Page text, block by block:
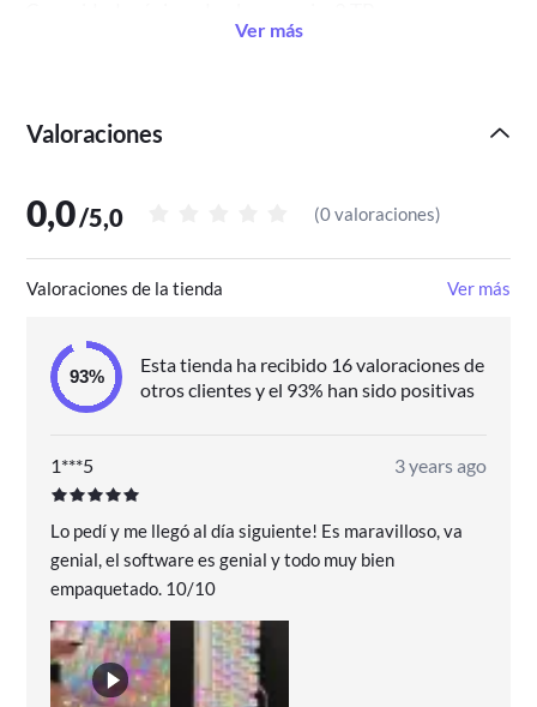
Género del conector USB: Hembra
sólido (SSD)
Color del producto: Negro
Material: Aluminio
Indicadores LED: Si
Velocidad de transferencia de datos: 10 Gbit/s
Sistemas de archivos soportados:
FAT32,HFS,NTFS,ext2
apoyo UASP: Si
Alimentación: USB
Requisitos del sistema
Sistema operativo MAC soportado: Mac OS X 10.0
Cheetah
Incluye:
Cable USB Tipo C
Manual de usuario
Comprar Aisens Ultra Data Caja Externa para Disco
Duro SSD M.2 NVMe USB-C Gris
Ver más
Valoraciones
0,0/5,0 (0 valoraciones)
Valoraciones de la tienda Ver más
Esta tienda ha recibido 16 valoraciones de
otros clientes y el 93% han sido positivas
1***5 3 years ago
Lo pedí y me llegó al día siguiente! Es maravilloso, va
genial, el software es genial y todo muy bien
empaquetado. 10/10